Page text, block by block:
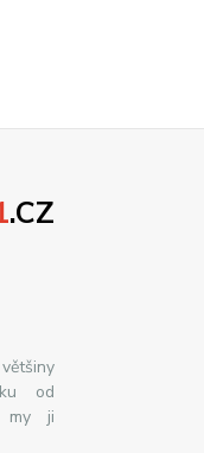
.CZ
od
my ji